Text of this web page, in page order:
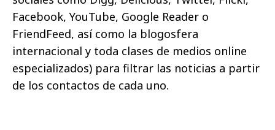
Facebook, YouTube, Google Reader o
FriendFeed, así como la blogosfera
internacional y toda clases de medios online
especializados) para filtrar las noticias a partir
de los contactos de cada uno.